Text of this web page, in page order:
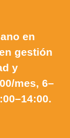
en
gestión
y
mes, 6–